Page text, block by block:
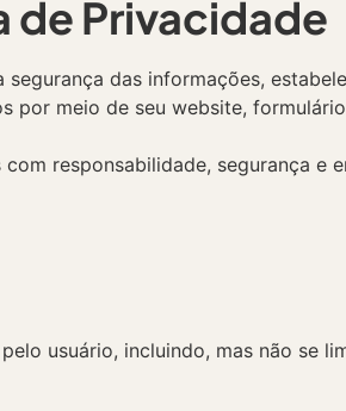
de Privacidade
das informações,
por meio de seu website,
responsabilidade, segurança e
usuário, incluindo, mas não se